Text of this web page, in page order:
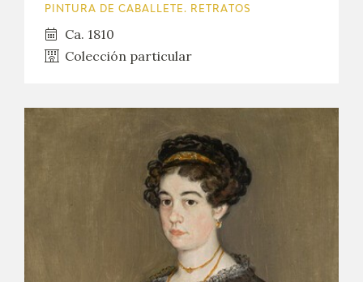
PINTURA DE CABALLETE. RETRATOS
Ca. 1810
Colección particular